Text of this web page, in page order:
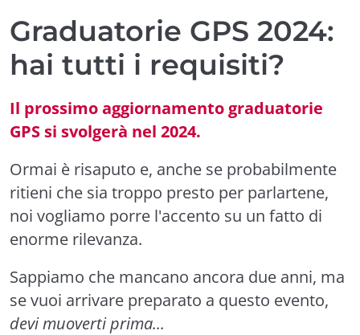
Graduatorie GPS 2024:
hai tutti i requisiti?
Il prossimo aggiornamento graduatorie
GPS si svolgerà nel 2024.
Ormai è risaputo e, anche se probabilmente
ritieni che sia troppo presto per parlartene,
noi vogliamo porre l'accento su un fatto di
enorme rilevanza.
Sappiamo che mancano ancora due anni, ma
se vuoi arrivare preparato a questo evento,
devi muoverti prima...